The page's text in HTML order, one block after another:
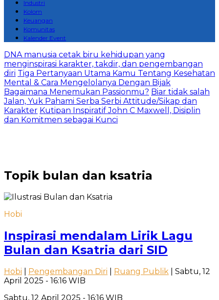
Industri
Kolom
Keuangan
Komunitas
Kalender Event
DNA manusia cetak biru kehidupan yang
menginspirasi karakter, takdir, dan pengembangan
diri Tiga Pertanyaan Utama Kamu Tentang Kesehatan
Mental & Cara Mengelolanya Dengan Bijak
Bagaimana Menemukan Passionmu? Biar tidak salah
Jalan, Yuk Pahami Serba Serbi Attitude/Sikap dan
Karakter Kutipan Inspiratif John C Maxwell, Disiplin
dan Komitmen sebagai Kunci
Topik bulan dan ksatria
Hobi
Inspirasi mendalam Lirik Lagu
Bulan dan Ksatria dari SID
Hobi Pengembangan Diri Ruang Publik | Sabtu, 12
April 2025 - 16:16 WIB
Sabtu, 12 April 2025 - 16:16 WIB